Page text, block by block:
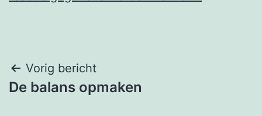
Berichtnavigatie
Vorig bericht
De balans opmaken